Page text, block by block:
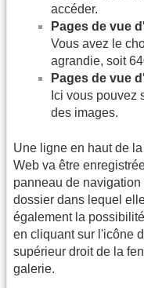
accéder.
Pages de vue
Vous avez le
agrandie, soit
Pages de vue
Ici vous pouvez
des images.
Une ligne en haut de
Web va être
panneau de
dossier dans lequel
également la
en cliquant sur l'icône
supérieur droit de la
galerie.